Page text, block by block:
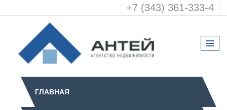
+7 (343) 361-333-4
ГЛАВНАЯ